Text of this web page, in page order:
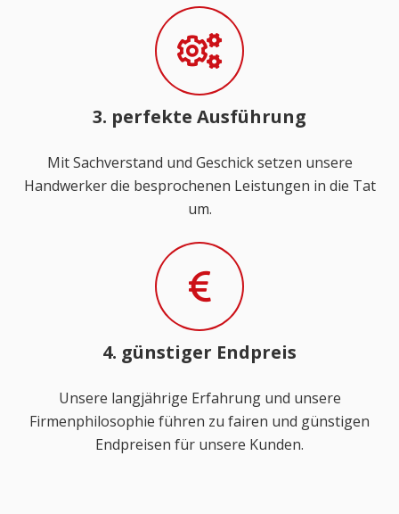
3. perfekte Ausführung
Mit Sachverstand und Geschick setzen unsere
Handwerker die besprochenen Leistungen in die Tat
um.
4. günstiger Endpreis
Unsere langjährige Erfahrung und unsere
Firmenphilosophie führen zu fairen und günstigen
Endpreisen für unsere Kunden.